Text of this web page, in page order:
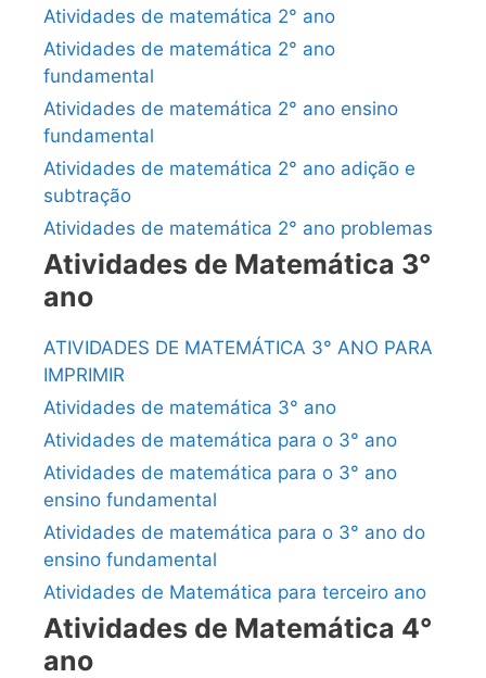
Atividades de matemática 2° ano
Atividades de matemática 2° ano
fundamental
Atividades de matemática 2° ano ensino
fundamental
Atividades de matemática 2° ano adição e
subtração
Atividades de matemática 2° ano problemas
Atividades de Matemática 3°
ano
ATIVIDADES DE MATEMÁTICA 3° ANO PARA
IMPRIMIR
Atividades de matemática 3° ano
Atividades de matemática para o 3° ano
Atividades de matemática para o 3° ano
ensino fundamental
Atividades de matemática para o 3° ano do
ensino fundamental
Atividades de Matemática para terceiro ano
Atividades de Matemática 4°
ano